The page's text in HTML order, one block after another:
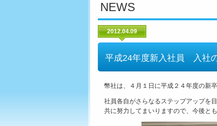
NEWS
2012.04.09
平成24年度新入社員 入社
幣社は、４月１日に平成２４年度の新
社員各自がさらなるステップアップを
共に努力してまいりますので、今後と